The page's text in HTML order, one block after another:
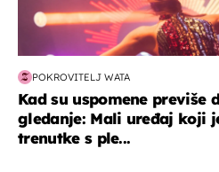
POKROVITELJ WATA
Kad su uspomene previše
gledanje: Mali uređaj koji
trenutke s ple...